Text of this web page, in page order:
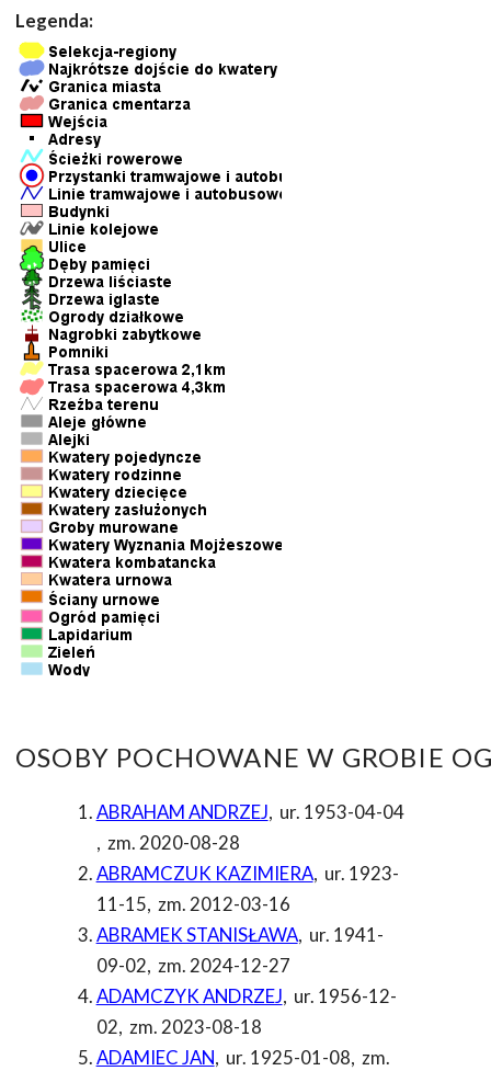
Legenda:
OSOBY POCHOWANE W GROBIE
ABRAHAM ANDRZEJ, ur. 1953-04-04
, zm. 2020-08-28
ABRAMCZUK KAZIMIERA, ur. 1923-
11-15, zm. 2012-03-16
ABRAMEK STANISŁAWA, ur. 1941-
09-02, zm. 2024-12-27
ADAMCZYK ANDRZEJ, ur. 1956-12-
02, zm. 2023-08-18
ADAMIEC JAN, ur. 1925-01-08, zm.